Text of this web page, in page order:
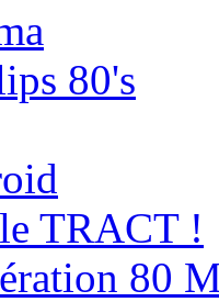
80's
TRACT !
80